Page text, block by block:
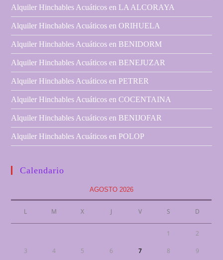
Alquiler Hinchables Acuáticos en LA ALCORAYA
Alquiler Hinchables Acuáticos en ORIHUELA
Alquiler Hinchables Acuáticos en BENIDORM
Alquiler Hinchables Acuáticos en BENEJUZAR
Alquiler Hinchables Acuáticos en PETRER
Alquiler Hinchables Acuáticos en COCENTAINA
Alquiler Hinchables Acuáticos en BENIJOFAR
Alquiler Hinchables Acuáticos en POLOP
Calendario
AGOSTO 2026
L M X J V S D
1 2
3 4 5 6 7 8 9